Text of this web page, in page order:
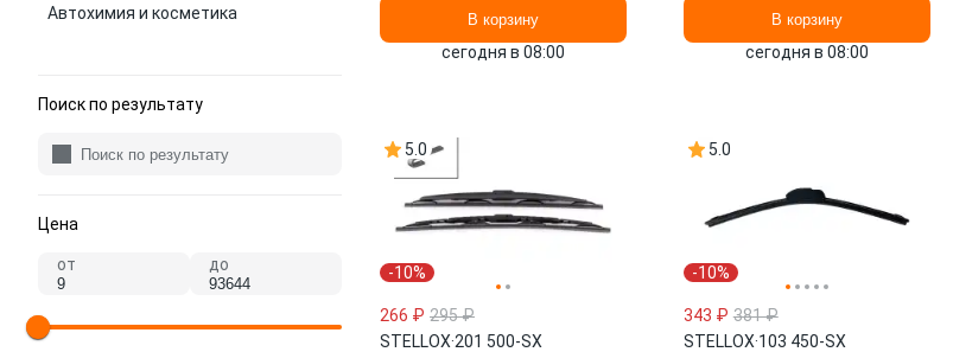
Автохимия и косметика
Поиск по результату
Цена
от до
В корзину
сегодня в 08:00
В корзину
сегодня в 08:00
5.0
-10%
266 ₽ 295 ₽
STELLOX·201 500-SX
5.0
-10%
343 ₽ 381 ₽
STELLOX·103 450-SX